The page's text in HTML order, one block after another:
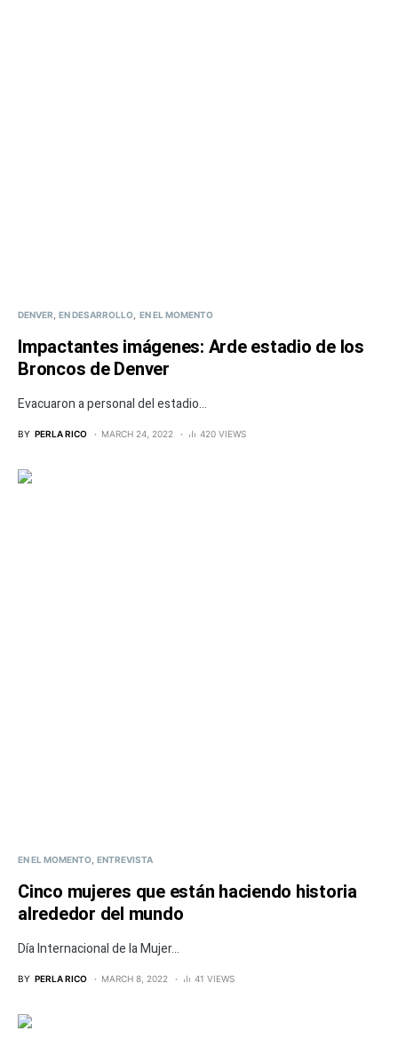
DENVER EN DESARROLLO EN EL MOMENTO
Impactantes imágenes: Arde estadio de los
Broncos de Denver
Evacuaron a personal del estadio...
BY PERLA RICO MARCH 24, 2022 420 VIEWS
EN EL MOMENTO ENTREVISTA
Cinco mujeres que están haciendo historia
alrededor del mundo
Día Internacional de la Mujer...
BY PERLA RICO MARCH 8, 2022 41 VIEWS